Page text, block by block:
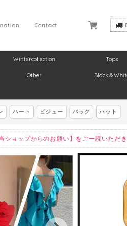
Contact
Wintercollection Tops
Other Black＆
ハート ビジュー バック ハット
プからのお願い】をご一読いただき